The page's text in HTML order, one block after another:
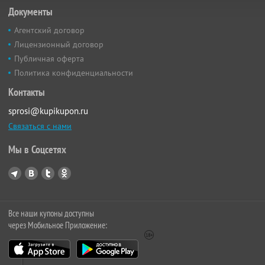
Документы
Агентский договор
Лицензионный договор
Публичная оферта
Политика конфиденциальности
Контакты
sprosi@kupikupon.ru
Связаться с нами
Мы в Соцсетях
Все наши купоны доступны
через Мобильное Приложение: